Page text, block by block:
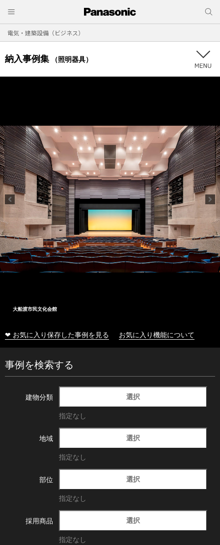
電気・建築設備（ビジネス）
納入事例集 （照明器具）
大船渡市民文化会館
❤ お気に入り保存した事例を見る お気に入り機能について
事例を検索する
建物分類 選択
指定なし
地域 選択
指定なし
部位 選択
指定なし
採用商品 選択
指定なし